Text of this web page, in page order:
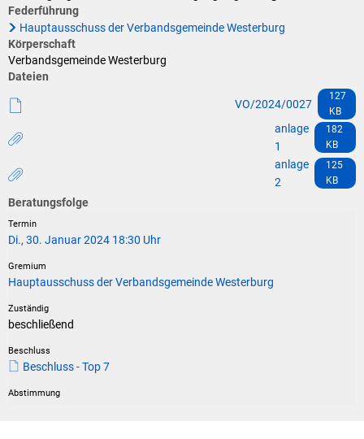
Förderungen der VG für private Umbauten
Vereine
Die Bundeswehr und Westerburg
Seniorenmobilität/Jugendtaxi/Fahrservice
Ehrenamtskarte des Westerwaldkreises
Federführung
Hauptausschuss der Verbandsgemeinde Westerburg
Körperschaft
Verbandsgemeinde Westerburg
Dateien
VO/2024/0027
127
KB
anlage
1
182
KB
anlage
2
125
KB
Beratungsfolge
Di., 30. Januar 2024 18:30 Uhr
Hauptausschuss der Verbandsgemeinde Westerburg
beschließend
Beschluss - Top 7